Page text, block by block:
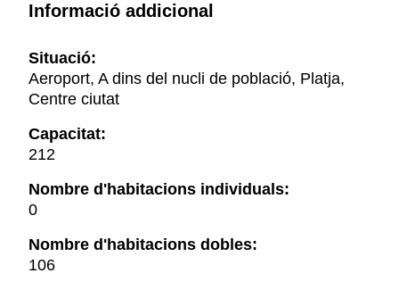
Informació addicional
Situació:
Aeroport, A dins del nucli de població, Platja,
Centre ciutat
Capacitat:
212
Nombre d'habitacions individuals:
0
Nombre d'habitacions dobles:
106